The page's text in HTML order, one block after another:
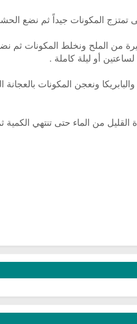
من الملح ونخلط المكونات ثم
أو ليلة كاملة .
ونعجن المكونات بالعجانة
من الماء حتى تنتهي
المباشر